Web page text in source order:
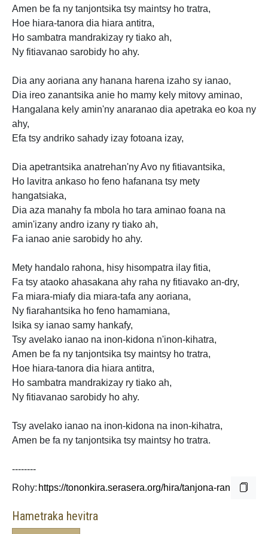
Amen be fa ny tanjontsika tsy maintsy ho tratra,
Hoe hiara-tanora dia hiara antitra,
Ho sambatra mandrakizay ry tiako ah,
Ny fitiavanao sarobidy ho ahy.
Dia any aoriana any hanana harena izaho sy ianao,
Dia ireo zanantsika anie ho mamy kely mitovy aminao,
Hangalana kely amin'ny anaranao dia apetraka eo koa ny
ahy,
Efa tsy andriko sahady izay fotoana izay,
Dia apetrantsika anatrehan'ny Avo ny fitiavantsika,
Ho lavitra ankaso ho feno hafanana tsy mety
hangatsiaka,
Dia aza manahy fa mbola ho tara aminao foana na
amin'izany andro izany ry tiako ah,
Fa ianao anie sarobidy ho ahy.
Mety handalo rahona, hisy hisompatra ilay fitia,
Fa tsy ataoko ahasakana ahy raha ny fitiavako an-dry,
Fa miara-miafy dia miara-tafa any aoriana,
Ny fiarahantsika ho feno hamamiana,
Isika sy ianao samy hankafy,
Tsy avelako ianao na inon-kidona n'inon-kihatra,
Amen be fa ny tanjontsika tsy maintsy ho tratra,
Hoe hiara-tanora dia hiara antitra,
Ho sambatra mandrakizay ry tiako ah,
Ny fitiavanao sarobidy ho ahy.
Tsy avelako ianao na inon-kidona na inon-kihatra,
Amen be fa ny tanjontsika tsy maintsy ho tratra.
--------
Rohy:
Hametraka hevitra